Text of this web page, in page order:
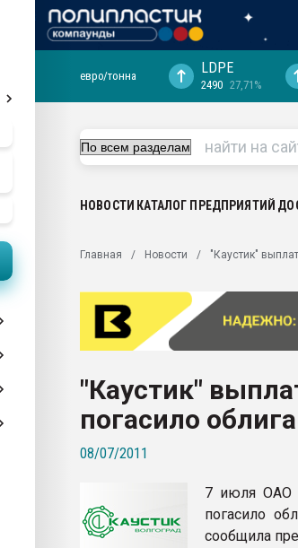
29.07.2026 ФРП помог "Ижевскому
Вакуум-формовочные машины:
28.07.2026 Автоматизация выходит на
первый план в переработке
пластмасс
ситуацией на строительном рынке
Всё, что касается выдува ПЭТ
бутылок
ПЕРЕЙТИ НА ФОРУМ
евро/тонна LDPE
2490 27,71%
НОВОСТИ КАТАЛОГ ПРЕДПРИЯТИЙ
Главная Новости "Каустик"
"Каустик"
погасило
08/07/2011
7 июля ОАО
погасило
сообщила